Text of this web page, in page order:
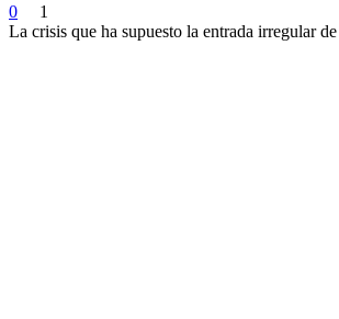
0
1
La crisis que ha supuesto la entrada irregular